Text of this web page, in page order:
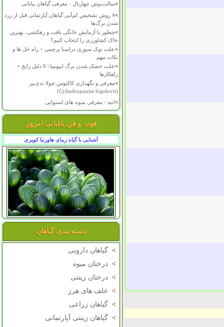
>سالت‌بوش چهاربال - معرفی گیاهان بیابانی
>
۷ روش تشخیص کم‌آبی گیاهان آپارتمانی قبل از زرد
شدن برگ‌ها
>چطور با آزمایش خانگی بافت و زهکشی، بهترین
خاک کشاورزی را انتخاب کنیم؟
>علت نوک سوزی دراسنا پرچمی + راه حل ها و
نکات مهم
>
علت خشک شدن برگ ایپومیا | 8 دلیل رایج +
راهکارها
>معرفی و نگهداری کاکتوس چولا تدی‌بیر
(Cylindropuntia bigelovii)
>انبه - معرفی میوه های استوایی
فوت و فن باغبانی امروز
آشنایی با گیاه زیبای هاورتیا کوپری
دسته بندی گیاهان
> گیاهان دارویی
> درختان میوه
> درختان زینتی
> علف های هرز
> گیاهان زراعی
> گیاهان زینتی آپارتمانی